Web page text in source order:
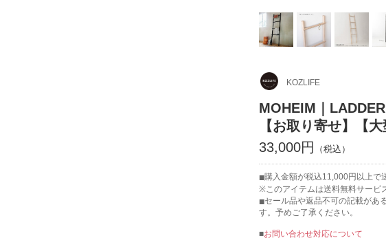
KOZLIFE
MOHEIM｜
【お取り寄せ】【大
33,000円
購入金額が税込11,000円以上で
※このアイテムは送料無料サービ
セール品や返品不可の記載があ
す。予めご了承ください。
■お問い合わせ対応について